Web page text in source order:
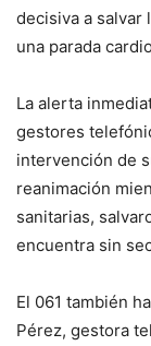
decisiva a salvar
una parada
La alerta
gestores
intervención de
reanimación
sanitarias,
encuentra sin
El 061 también
Pérez, gestora